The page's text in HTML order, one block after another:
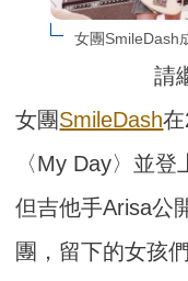
女團SmileDash
請
女團SmileDash
〈My Day〉並
但吉他手Arisa公
團，留下的女孩